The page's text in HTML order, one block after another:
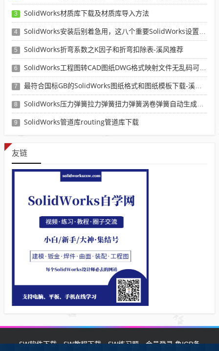
3 SolidWorks材质库下载及材质库导入方法
4 SolidWorks安装后别着急用，这八个重要SolidWorks设置可以提高你的画图效率
5 SolidWorks折弯系数之K因子和折弯扣除表-溪风推荐
6 SolidWorks工程图转CAD图纸DWG格式映射文件无乱码可分层-溪风亲测推荐
7 最符合国标GB的SolidWorks图纸格式和图纸模板下载-溪风专用版
8 SolidWorks压力弹簧拉力弹簧扭力弹簧涡卷弹簧自动生成宏程序下载
9 SolidWorks管道库routing管道库下载
友链
SW软件下载 SW教程下载 SW练习题 会员登录鲁ICP备